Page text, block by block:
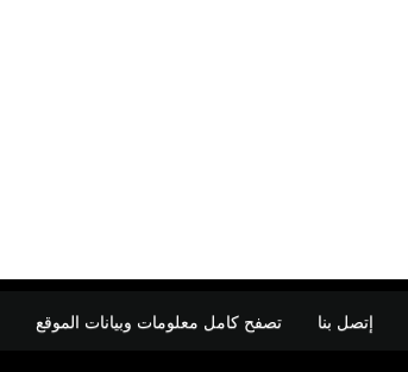
إتصل بنا تصفح كامل معلومات وبيانات الموقع